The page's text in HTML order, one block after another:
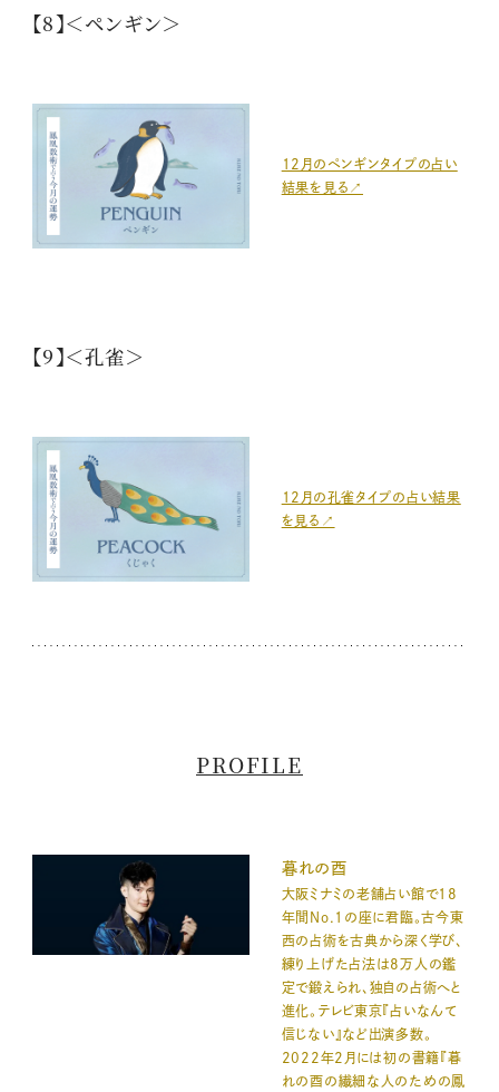
【8】＜ペンギン＞
12月のペンギンタイプの占い
結果を見る↗
【9】＜孔雀＞
12月の孔雀タイプの占い結果
を見る↗
PROFILE
暮れの酉
大阪ミナミの老舗占い館で18
年間No.1の座に君臨。古今東
西の占術を古典から深く学び、
練り上げた占法は8万人の鑑
定で鍛えられ、独自の占術へと
進化。テレビ東京『占いなんて
信じない』など出演多数。
2022年2月には初の書籍『暮
れの酉の繊細な人のための鳳